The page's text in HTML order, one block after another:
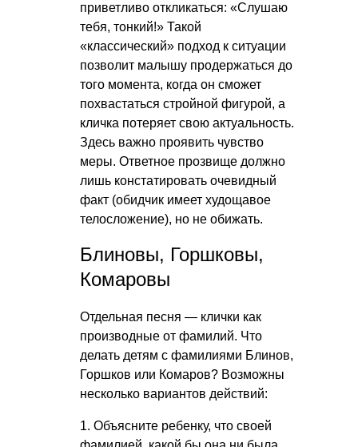
приветливо откликаться: «Слушаю
тебя, тонкий!» Такой
«классический» подход к ситуации
позволит малышу продержаться до
того момента, когда он сможет
похвастаться стройной фигурой, а
кличка потеряет свою актуальность.
Здесь важно проявить чувство
меры. Ответное прозвище должно
лишь констатировать очевидный
факт (обидчик имеет худощавое
телосложение), но не обижать.
Блиновы, Горшковы,
Комаровы
Отдельная песня — клички как
производные от фамилий. Что
делать детям с фамилиями Блинов,
Горшков или Комаров? Возможны
несколько вариантов действий:
1. Объясните ребенку, что своей